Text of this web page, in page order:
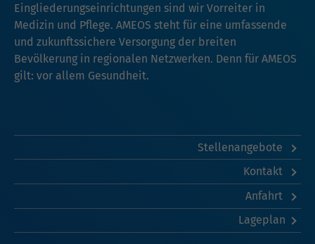
Eingliederungseinrichtungen sind wir Vorreiter in
Medizin und Pflege. AMEOS steht für eine umfassende
und zukunftssichere Versorgung der breiten
Bevölkerung in regionalen Netzwerken. Denn für AMEOS
gilt: vor allem Gesundheit.
Stellenangebote
Kontakt
Anfahrt
Lageplan